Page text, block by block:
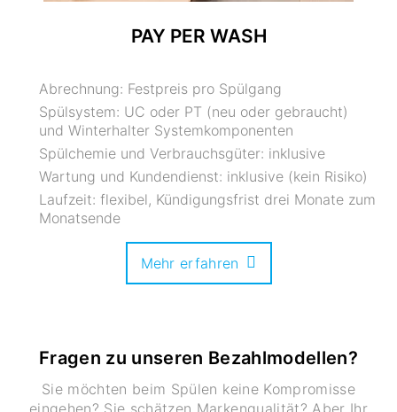
PAY PER WASH
Abrechnung: Festpreis pro Spülgang
Spülsystem: UC oder PT (neu oder gebraucht)
und Winterhalter Systemkomponenten
Spülchemie und Verbrauchsgüter: inklusive
Wartung und Kundendienst: inklusive (kein Risiko)
Laufzeit: flexibel, Kündigungsfrist drei Monate zum
Monatsende
Mehr erfahren
Fragen zu unseren Bezahlmodellen?
Sie möchten beim Spülen keine Kompromisse